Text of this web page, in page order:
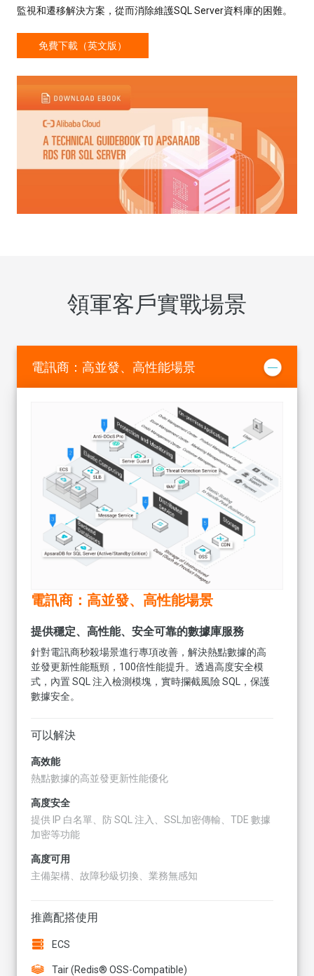
監視和遷移解決方案，從而消除維護SQL Server資料庫的困難。
免費下載（英文版）
領軍客戶實戰場景
電訊商：高並發、高性能場景
電訊商：高並發、高性能場景
提供穩定、高性能、安全可靠的數據庫服務
針對電訊商秒殺場景進行專項改善，解決熱點數據的高
並發更新性能瓶頸，100倍性能提升。透過高度安全模
式，內置 SQL 注入檢測模塊，實時攔截風險 SQL，保護
數據安全。
可以解決
高效能
熱點數據的高並發更新性能優化
高度安全
提供 IP 白名單、防 SQL 注入、SSL加密傳輸、TDE 數據
加密等功能
高度可用
主備架構、故障秒級切換、業務無感知
推薦配搭使用
ECS
Tair (Redis® OSS-Compatible)